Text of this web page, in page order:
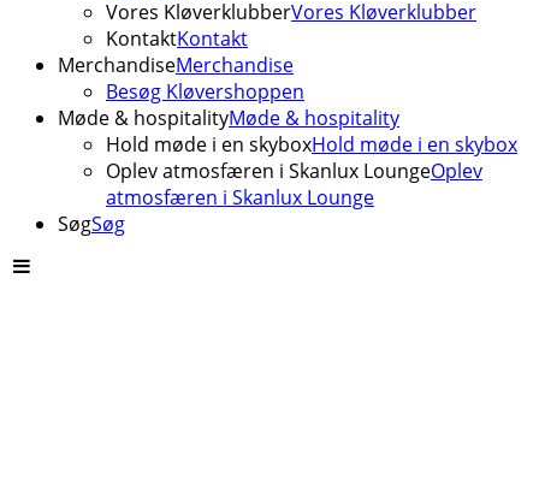
Vores KløverklubberVores Kløverklubber
KontaktKontakt
MerchandiseMerchandise
Besøg Kløvershoppen
Møde & hospitalityMøde & hospitality
Hold møde i en skyboxHold møde i en skybox
Oplev atmosfæren i Skanlux LoungeOplev
atmosfæren i Skanlux Lounge
SøgSøg